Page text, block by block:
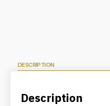
DESCRIPTION
Description